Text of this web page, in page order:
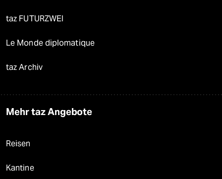
taz FUTURZWEI
Le Monde diplomatique
taz Archiv
Mehr taz Angebote
Reisen
Kantine